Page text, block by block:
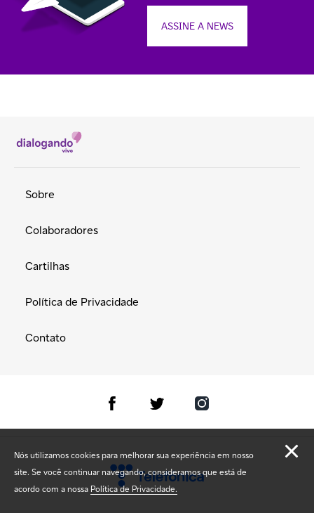
ASSINE A NEWS
Nós utilizamos cookies para melhorar sua experiência em nosso
site. Se você continuar navegando, consideramos que está de
acordo com a nossa Política de Privacidade.
Sobre
Colaboradores
Cartilhas
Política de Privacidade
Contato